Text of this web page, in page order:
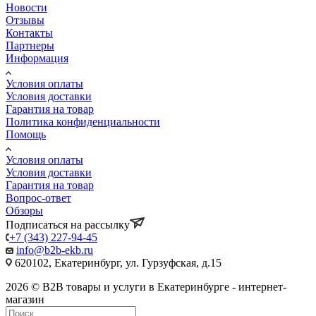
Новости
Отзывы
Контакты
Партнеры
Информация
Условия оплаты
Условия доставки
Гарантия на товар
Политика конфиденциальности
Помощь
Условия оплаты
Условия доставки
Гарантия на товар
Вопрос-ответ
Обзоры
Подписаться на рассылку
+7 (343) 227-94-45
info@b2b-ekb.ru
620102, Екатеринбург, ул. Гурзуфская, д.15
2026 © B2B товары и услуги в Екатеринбурге - интернет-
магазин